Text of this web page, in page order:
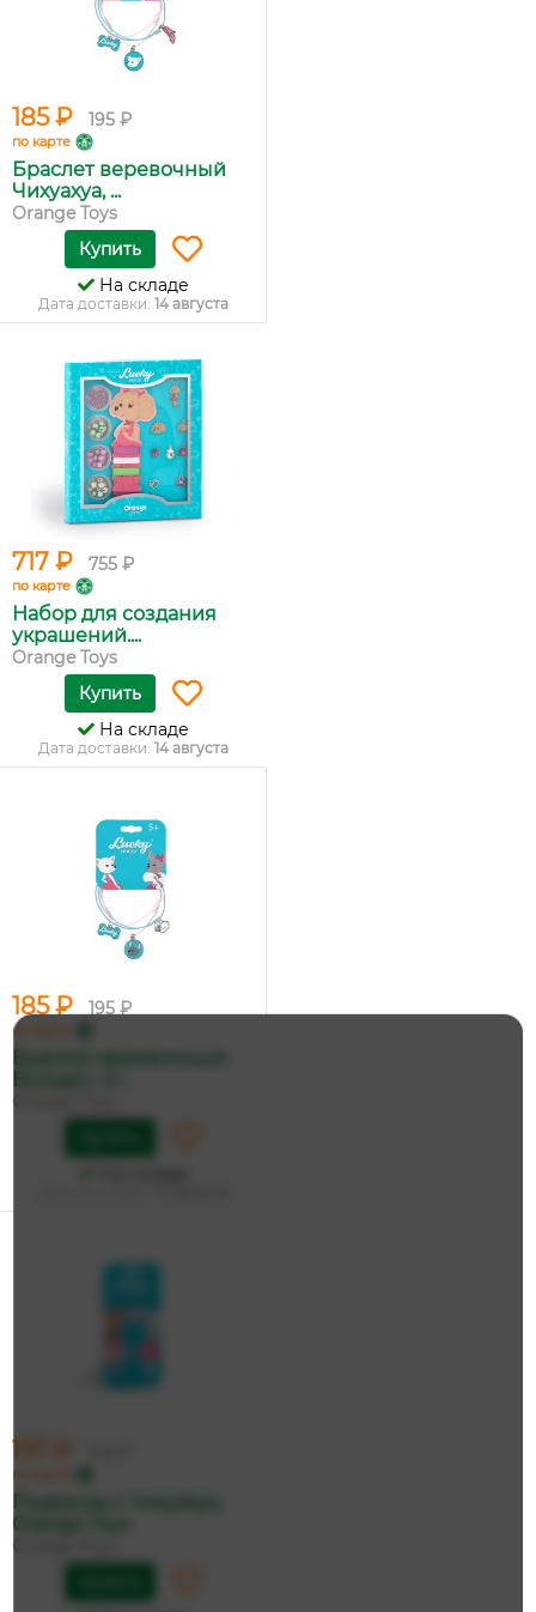
185 ₽ 195 ₽
по карте
Браслет веревочный
Чихуахуа, ...
Orange Toys
Купить
На складе
Дата доставки: 14 августа
717 ₽ 755 ₽
по карте
Набор для создания
украшений....
Orange Toys
Купить
На складе
Дата доставки: 14 августа
185 ₽ 195 ₽
по карте
Orange Toys
137 ₽
по карте
Orange Toys
Orange Toys